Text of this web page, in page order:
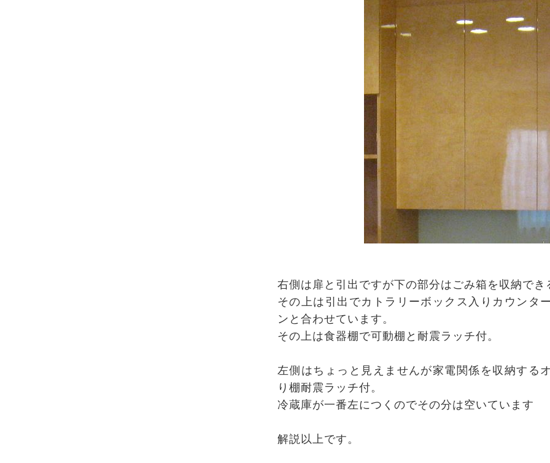
右側は扉と引出ですが下の部分はごみ箱を収納で
その上は引出でカトラリーボックス入りカウンタ
ンと合わせています。
その上は食器棚で可動棚と耐震ラッチ付。
左側はちょっと見えませんが家電関係を収納する
り棚耐震ラッチ付。
冷蔵庫が一番左につくのでその分は空いています
解説以上です。